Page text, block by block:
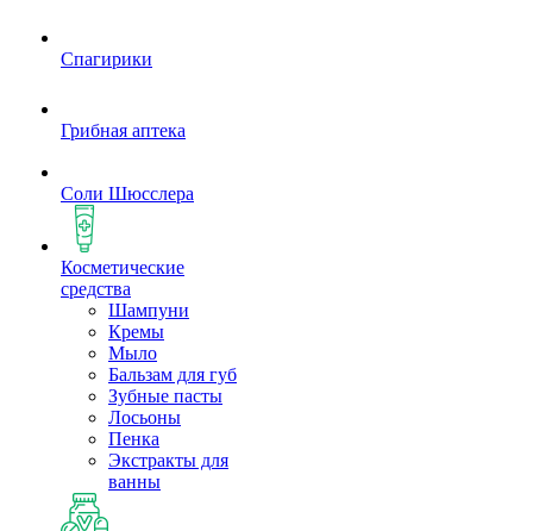
Спагирики
Грибная аптека
Соли Шюсслера
Косметические
средства
Шампуни
Кремы
Мыло
Бальзам для губ
Зубные пасты
Лосьоны
Пенка
Экстракты для
ванны